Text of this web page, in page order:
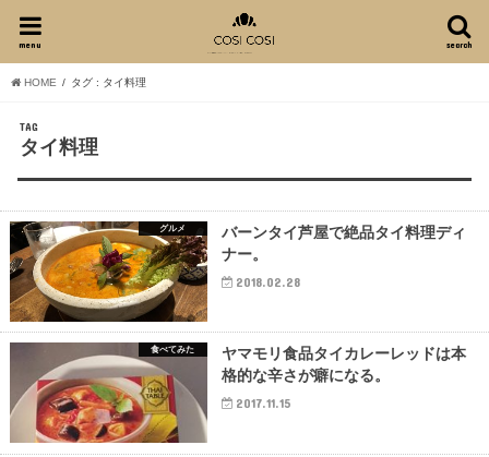
search
menu
HOME タグ : タイ料理
TAG
タイ料理
グルメ
バーンタイ芦屋で絶品タイ料理ディ
ナー。
2018.02.28
食べてみた
ヤマモリ食品タイカレーレッドは本
格的な辛さが癖になる。
2017.11.15